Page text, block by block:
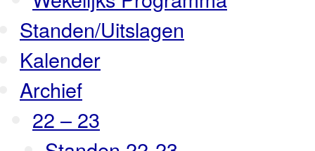
Standen/Uitslagen
Kalender
Archief
22 – 23